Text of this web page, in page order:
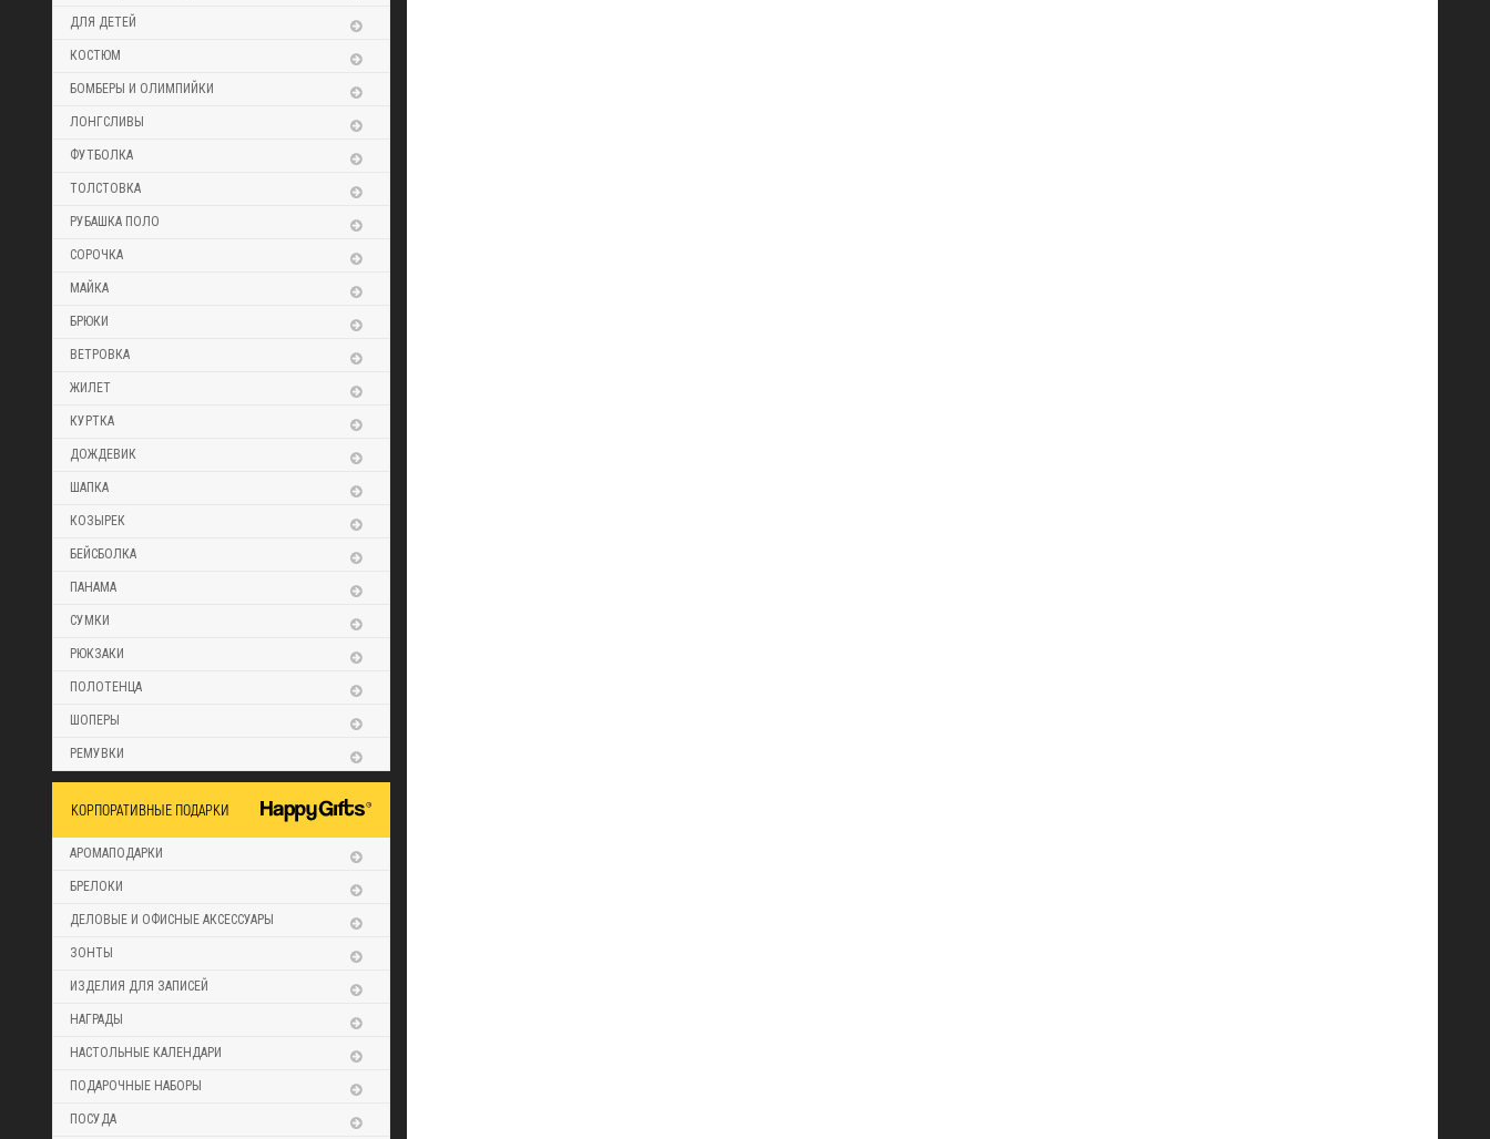
ДЛЯ ДЕТЕЙ
КОСТЮМ
БОМБЕРЫ И ОЛИМПИЙКИ
ЛОНГСЛИВЫ
ФУТБОЛКА
ТОЛСТОВКА
РУБАШКА ПОЛО
СОРОЧКА
МАЙКА
БРЮКИ
ВЕТРОВКА
ЖИЛЕТ
КУРТКА
ДОЖДЕВИК
ШАПКА
КОЗЫРЕК
БЕЙСБОЛКА
ПАНАМА
СУМКИ
РЮКЗАКИ
ПОЛОТЕНЦА
ШОПЕРЫ
РЕМУВКИ
КОРПОРАТИВНЫЕ ПОДАРКИ
АРОМАПОДАРКИ
БРЕЛОКИ
ДЕЛОВЫЕ И ОФИСНЫЕ АКСЕССУАРЫ
ЗОНТЫ
ИЗДЕЛИЯ ДЛЯ ЗАПИСЕЙ
НАГРАДЫ
НАСТОЛЬНЫЕ КАЛЕНДАРИ
ПОДАРОЧНЫЕ НАБОРЫ
ПОСУДА